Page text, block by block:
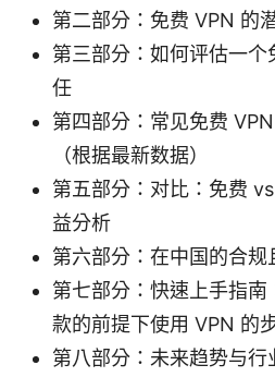
第二部分：免费 VPN 的
第三部分：如何评估一
任
第四部分：常见免费
（根据最新数据）
第五部分：对比：免费
益分析
第六部分：在中国的合
第七部分：快速上手指
款的前提下使用 VPN 的
第八部分：未来趋势与行